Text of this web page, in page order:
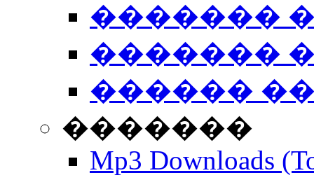
�������
�������
������
�������
Mp3 Downloads